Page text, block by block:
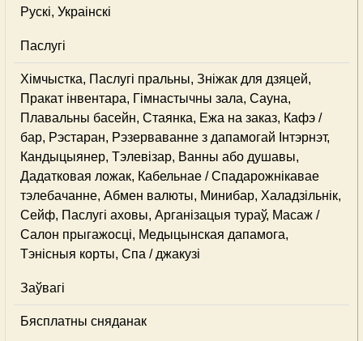
Рускі, Украінскі
Паслугі
Хімчыстка, Паслугі пральны, Зніжак для дзяцей,
Пракат інвентара, Гімнастычны зала, Сауна,
Плавальны басейн, Стаянка, Ежа на заказ, Кафэ /
бар, Рэстаран, Рэзерваванне з дапамогай Інтэрнэт,
Кандыцыянер, Тэлевізар, Ванны або душавы,
Дадатковая ложак, Кабельнае / Спадарожнiкавае
тэлебачанне, Абмен валюты, Минибар, Халадзільнік,
Сейф, Паслугі аховы, Арганізацыя тураў, Масаж /
Салон прыгажосці, Медыцынская дапамога,
Тэнісныя корты, Спа / джакузі
Заўвагі
Бясплатны сняданак